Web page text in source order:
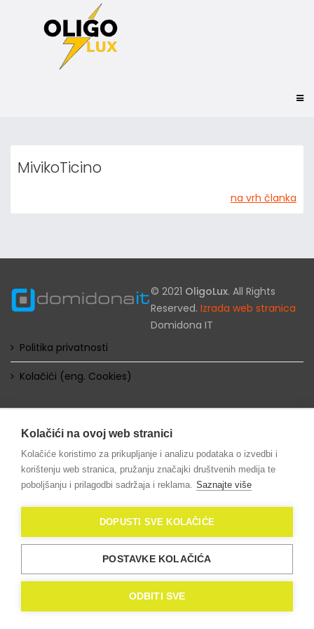
MivikoTicino
na vrh članka
© 2021 OligoLux. All Rights
Reserved. Izrada web stranica
Domidona IT
Politika privatnosti
Kolačići (eng. Cookies)
Kolačići na ovoj web stranici
Kolačiće koristimo za prikupljanje i analizu podataka o izvedbi i
korištenju web stranica, pružanju značajki društvenih medija te
poboljšanju i prilagodbi sadržaja i reklama. Saznajte više
DOPUSTI SVE KOLAČIĆE
POSTAVKE KOLAČIĆA
ODBITI SVE